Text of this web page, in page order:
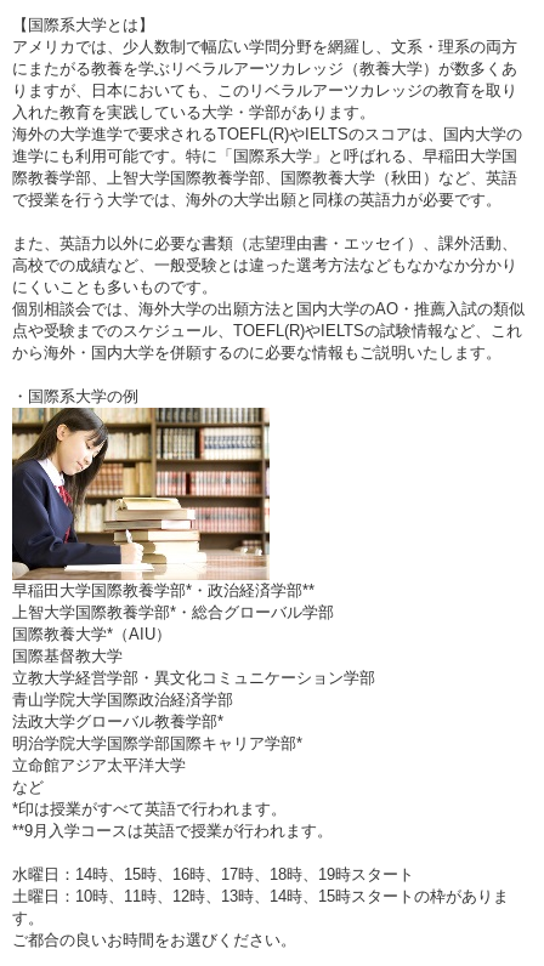
【国際系大学とは】
アメリカでは、少人数制で幅広い学問分野を網羅し、文系・理系の両方
にまたがる教養を学ぶリベラルアーツカレッジ（教養大学）が数多くあ
りますが、日本においても、このリベラルアーツカレッジの教育を取り
入れた教育を実践している大学・学部があります。
海外の大学進学で要求されるTOEFL(R)やIELTSのスコアは、国内大学の
進学にも利用可能です。特に「国際系大学」と呼ばれる、早稲田大学国
際教養学部、上智大学国際教養学部、国際教養大学（秋田）など、英語
で授業を行う大学では、海外の大学出願と同様の英語力が必要です。
また、英語力以外に必要な書類（志望理由書・エッセイ）、課外活動、
高校での成績など、一般受験とは違った選考方法などもなかなか分かり
にくいことも多いものです。
個別相談会では、海外大学の出願方法と国内大学のAO・推薦入試の類似
点や受験までのスケジュール、TOEFL(R)やIELTSの試験情報など、これ
から海外・国内大学を併願するのに必要な情報もご説明いたします。
・国際系大学の例
早稲田大学国際教養学部*・政治経済学部**
上智大学国際教養学部*・総合グローバル学部
国際教養大学*（AIU）
国際基督教大学
立教大学経営学部・異文化コミュニケーション学部
青山学院大学国際政治経済学部
法政大学グローバル教養学部*
明治学院大学国際学部国際キャリア学部*
立命館アジア太平洋大学
など
*印は授業がすべて英語で行われます。
**9月入学コースは英語で授業が行われます。
水曜日：14時、15時、16時、17時、18時、19時スタート
土曜日：10時、11時、12時、13時、14時、15時スタートの枠がありま
す。
ご都合の良いお時間をお選びください。